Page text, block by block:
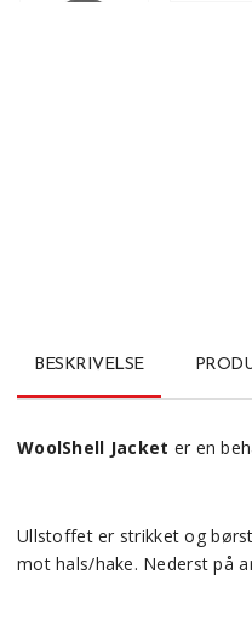
BESKRIVELSE
WoolShell Jacket er en
Ullstoffet er strikket og
mot hals/hake. Nederst på